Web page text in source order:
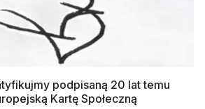
podpisaną 20 lat temu
Kartę Społeczną